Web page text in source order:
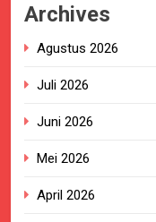
Archives
Agustus 2026
Juli 2026
Juni 2026
Mei 2026
April 2026